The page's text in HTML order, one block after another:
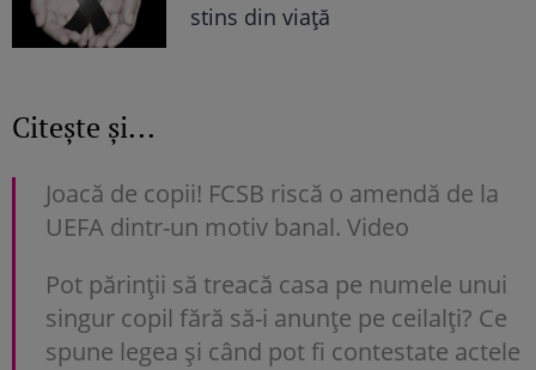
stins din viață
Citește și...
Joacă de copii! FCSB riscă o amendă de la
UEFA dintr-un motiv banal. Video
Pot părinții să treacă casa pe numele unui
singur copil fără să-i anunțe pe ceilalți? Ce
spune legea și când pot fi contestate actele